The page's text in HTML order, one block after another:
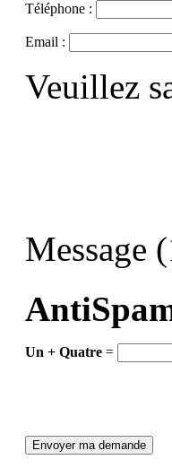
Téléphone :
Email :
Veuillez
Message
Un + Quatre =